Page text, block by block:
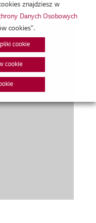
znajdziesz w
Danych Osobowych
cookies".
cookie
cookie